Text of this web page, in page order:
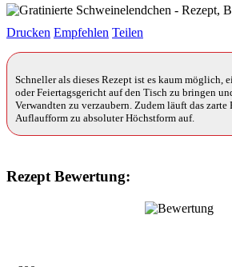
Drucken Empfehlen Teilen
Schneller als dieses Rezept ist es kaum möglich,
oder Feiertagsgericht auf den Tisch zu bringen
Verwandten zu verzaubern. Zudem läuft das
Auflaufform zu absoluter Höchstform auf.
Rezept Bewertung: